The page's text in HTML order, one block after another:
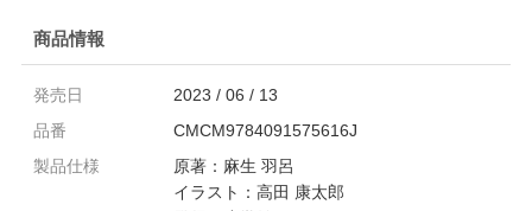
商品情報
発売日
2023 / 06 / 13
品番
CMCM9784091575616J
製品仕様
原著：麻生 羽呂
イラスト：高田 康太郎